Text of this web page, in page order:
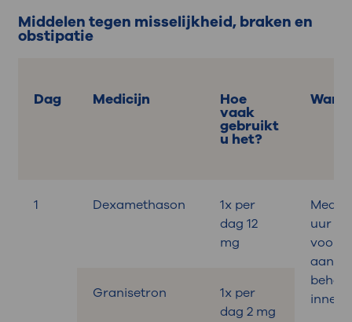
Middelen tegen misselijkheid, braken en
obstipatie
Dag Medicijn Hoe
vaak
gebruikt
u het?
1 Dexamethason
1x per
dag 12
mg
uur
aan de
Granisetron
1x per
dag 2 mg